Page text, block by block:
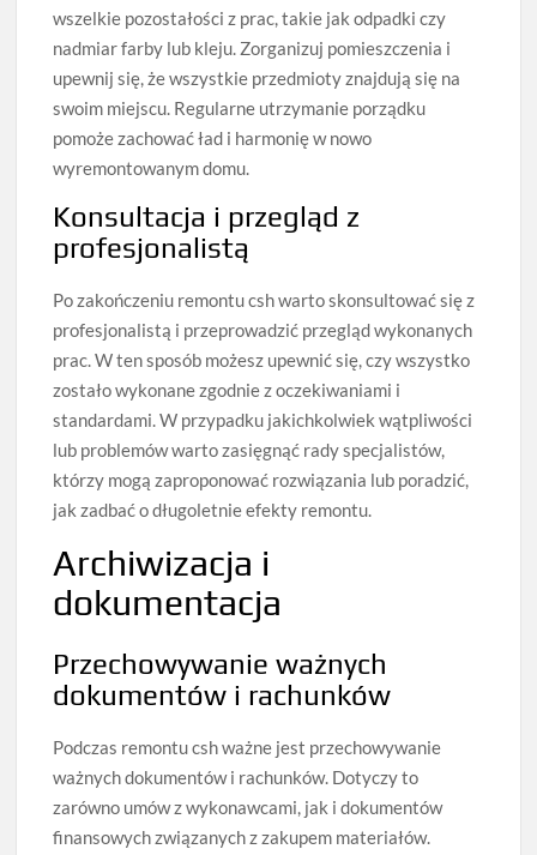
wszelkie pozostałości z prac, takie jak odpadki czy
nadmiar farby lub kleju. Zorganizuj pomieszczenia i
upewnij się, że wszystkie przedmioty znajdują się na
swoim miejscu. Regularne utrzymanie porządku
pomoże zachować ład i harmonię w nowo
wyremontowanym domu.
Konsultacja i przegląd z
profesjonalistą
Po zakończeniu remontu csh warto skonsultować się z
profesjonalistą i przeprowadzić przegląd wykonanych
prac. W ten sposób możesz upewnić się, czy wszystko
zostało wykonane zgodnie z oczekiwaniami i
standardami. W przypadku jakichkolwiek wątpliwości
lub problemów warto zasięgnąć rady specjalistów,
którzy mogą zaproponować rozwiązania lub poradzić,
jak zadbać o długoletnie efekty remontu.
Archiwizacja i
dokumentacja
Przechowywanie ważnych
dokumentów i rachunków
Podczas remontu csh ważne jest przechowywanie
ważnych dokumentów i rachunków. Dotyczy to
zarówno umów z wykonawcami, jak i dokumentów
finansowych związanych z zakupem materiałów.